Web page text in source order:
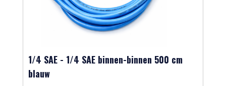
1/4 SAE - 1/4 SAE binnen-binnen 500 cm
blauw